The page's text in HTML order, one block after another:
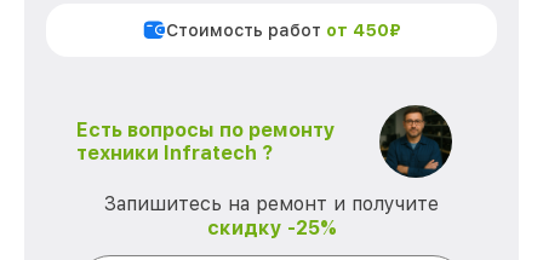
Стоимость работ от 450₽
Есть вопросы по ремонту
техники Infratech ?
Запишитесь на ремонт и получите
скидку -25%